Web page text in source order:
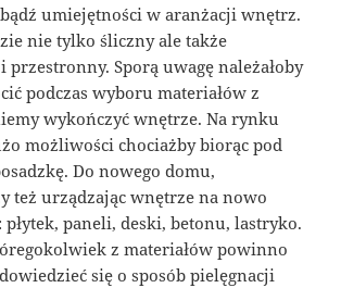
umiejętności w aranżacji wnętrz.
nie tylko śliczny ale także
Sporą uwagę należałoby
podczas wyboru materiałów z
wykończyć wnętrze. Na rynku
możliwości chociażby biorąc pod
Do nowego domu,
też urządzając wnętrze na nowo
płytek, paneli, deski, betonu, lastryko.
z materiałów powinno
się o sposób pielęgnacji